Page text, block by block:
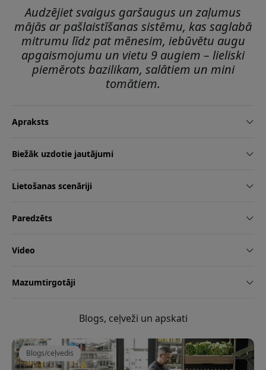
Audzējiet svaigus garšaugus un zaļumus
mājās ar pašlaistīšanas sistēmu, kas saglabā
mitrumu līdz pat mēnesim, iebūvētu augu
apgaismojumu un vietu 9 augiem – lieliski
piemērots bazilikam, salātiem un mini
tomātiem.
Apraksts
Biežāk uzdotie jautājumi
Lietošanas scenāriji
Paredzēts
Video
Mazumtirgotāji
Blogs, ceļveži un apskati
Blogs/ceļvedis